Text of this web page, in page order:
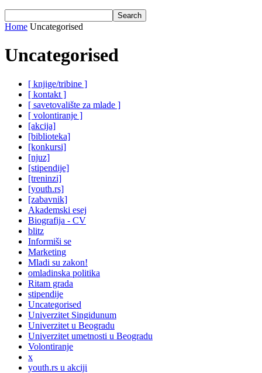
Home Uncategorised
Uncategorised
[ knjige/tribine ]
[ kontakt ]
[ savetovalište za mlade ]
[ volontiranje ]
[akcija]
[biblioteka]
[konkursi]
[njuz]
[stipendije]
[treninzi]
[youth.rs]
[zabavnik]
Akademski esej
Biografija - CV
blitz
Informiši se
Marketing
Mladi su zakon!
omladinska politika
Ritam grada
stipendije
Uncategorised
Univerzitet Singidunum
Univerzitet u Beogradu
Univerzitet umetnosti u Beogradu
Volontiranje
x
youth.rs u akciji